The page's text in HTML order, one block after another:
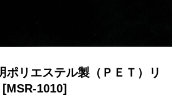
リエステル製（ＰＥＴ）リ
[MSR-1010]